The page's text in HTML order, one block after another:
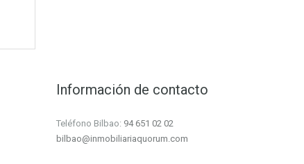
Información de contacto
Teléfono Bilbao: 94 651 02 02
bilbao@inmobiliariaquorum.com